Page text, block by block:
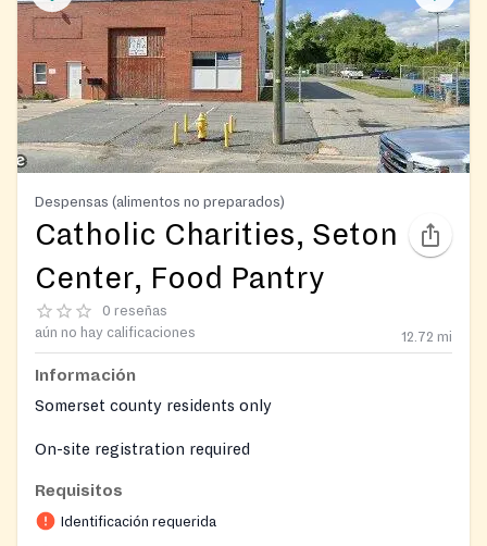
Despensas (alimentos no preparados)
Catholic Charities, Seton
Center, Food Pantry
0 reseñas
aún no hay calificaciones
12.72 mi
Información
Somerset county residents only
On-site registration required
Requisitos
Identificación requerida